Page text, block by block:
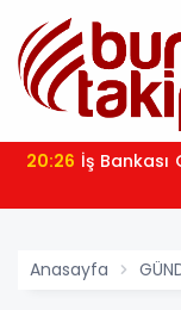
20:26 İş
Anasayfa